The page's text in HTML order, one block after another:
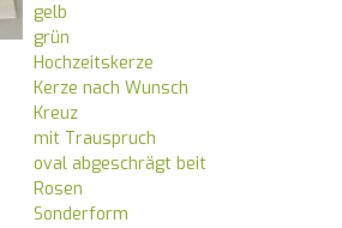
gelb
grün
Hochzeitskerze
Kerze nach Wunsch
Kreuz
mit Trauspruch
oval abgeschrägt beit
Rosen
Sonderform